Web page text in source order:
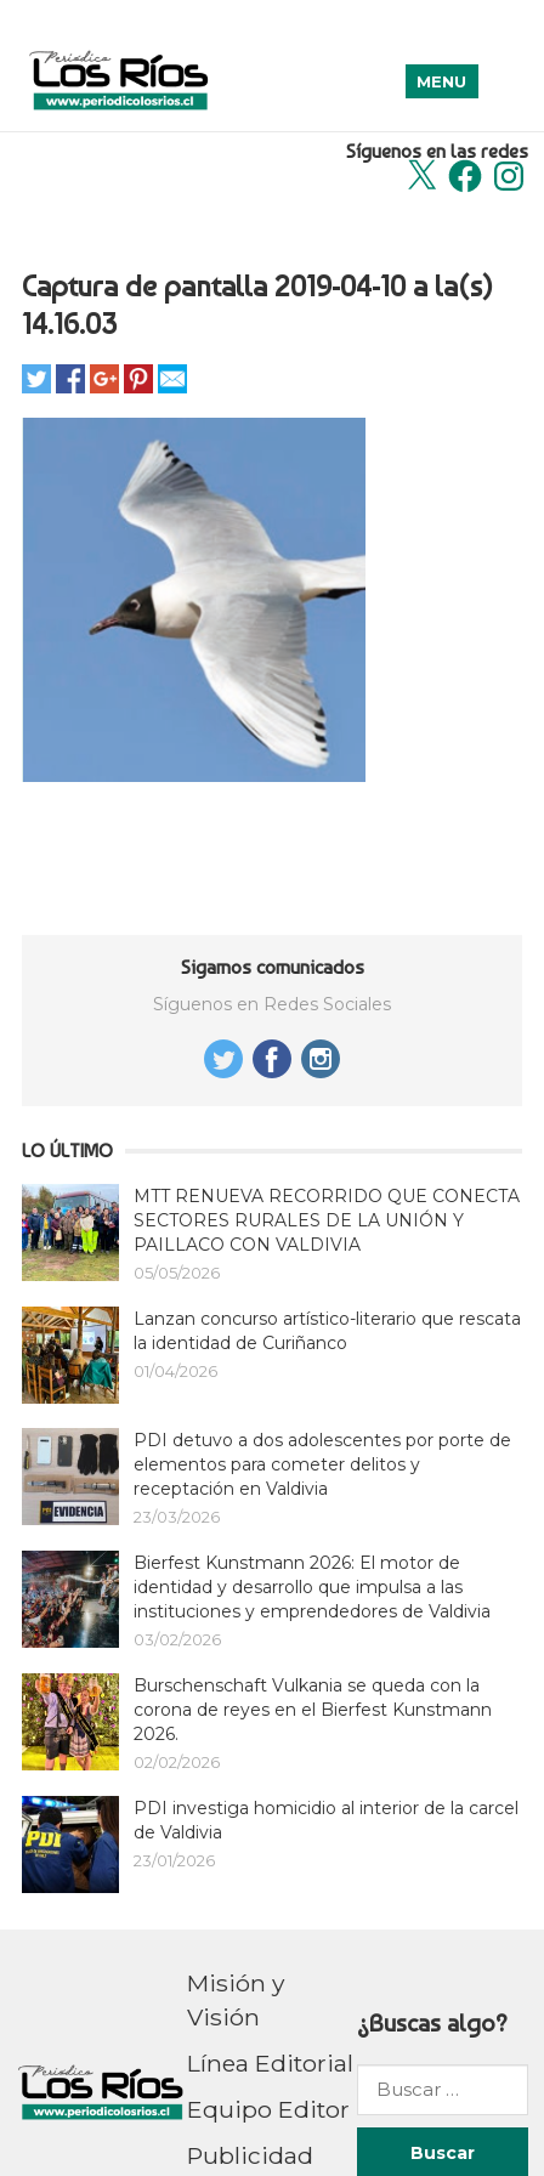
Síguenos en las redes
X Facebook
MENU
Captura de pantalla 2019-04-10 a la(s)
14.16.03
Sigamos comunicados
Síguenos en Redes Sociales
LO ÚLTIMO
MTT RENUEVA RECORRIDO QUE CONECTA
SECTORES RURALES DE LA UNIÓN Y
PAILLACO CON VALDIVIA
05/05/2026
Lanzan concurso artístico-literario que rescata
la identidad de Curiñanco
01/04/2026
PDI detuvo a dos adolescentes por porte de
elementos para cometer delitos y
receptación en Valdivia
23/03/2026
Bierfest Kunstmann 2026: El motor de
identidad y desarrollo que impulsa a las
instituciones y emprendedores de Valdivia
03/02/2026
Burschenschaft Vulkania se queda con la
corona de reyes en el Bierfest Kunstmann
2026.
02/02/2026
PDI investiga homicidio al interior de la carcel
de Valdivia
23/01/2026
Misión y
Visión
Línea Editorial
Equipo Editor
Publicidad
¿Buscas algo?
Buscar
por: